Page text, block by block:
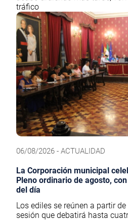
tráfico
06/08/2026 - ACTUALIDAD
La Corporación municipal
Pleno ordinario de agosto,
del día
Los ediles se reúnen a partir
sesión que debatirá hasta